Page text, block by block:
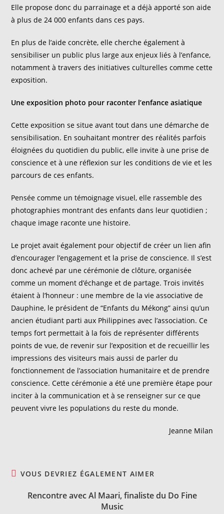
Elle propose donc du parrainage et a déjà apporté son aide
à plus de 24 000 enfants dans ces pays.
En plus de l’aide concrète, elle cherche également à
sensibiliser un public plus large aux enjeux liés à l’enfance,
notamment à travers des initiatives culturelles comme cette
exposition.
Une exposition photo pour raconter l’enfance asiatique
Cette exposition se situe avant tout dans une démarche de
sensibilisation. En souhaitant montrer des réalités parfois
éloignées du quotidien du public, elle invite à une prise de
conscience et à une réflexion sur les conditions de vie et les
parcours de ces enfants.
Pensée comme un témoignage visuel, elle rassemble des
photographies montrant des enfants dans leur quotidien ;
chaque image raconte une histoire.
Le projet avait également pour objectif de créer un lien afin
d’encourager l’engagement et la prise de conscience. Il s’est
donc achevé par une cérémonie de clôture, organisée
comme un moment d’échange et de partage. Trois invités
étaient à l’honneur : une membre de la vie associative de
Dauphine, le président de “Enfants du Mékong” ainsi qu’un
ancien étudiant parti aux Philippines avec l’association. Ce
temps fort permettait à la fois de représenter différents
points de vue, de revenir sur l’exposition et de recueillir les
impressions des visiteurs mais aussi de parler du
fonctionnement de l’association humanitaire et de prendre
conscience. Cette cérémonie a été une première étape pour
inciter à la communication et à se renseigner sur ce que
peuvent vivre les populations du reste du monde.
Jeanne Milan
VOUS DEVRIEZ ÉGALEMENT AIMER
Rencontre avec Al Maari, finaliste du Do Fine
Music